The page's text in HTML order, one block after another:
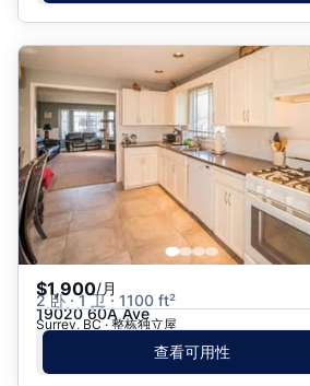
$1,900/月
2 卧 · 1 卫 · 1100 ft²
19020 60A Ave
Surrey, BC · 整栋独立屋
查看可用性